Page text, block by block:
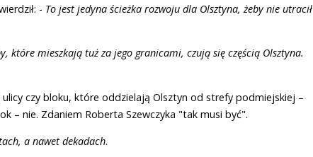
- To jest jedyna ścieżka rozwoju dla Olsztyna, żeby nie utracił
które mieszkają tuż za jego granicami, czują się częścią Olsztyna.
czy bloku, które oddzielają Olsztyn od strefy podmiejskiej –
– nie. Zdaniem Roberta Szewczyka "tak musi być".
a nawet dekadach.